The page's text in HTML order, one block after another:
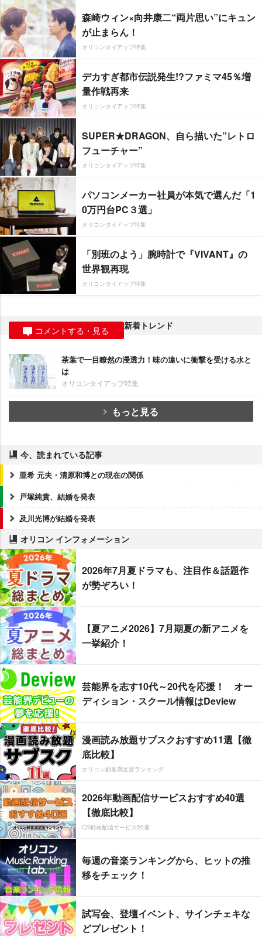
森崎ウィン×向井康二“両片思い”にキュン
が止まらん！
オリコンタイアップ特集
デカすぎ都市伝説発生!?ファミマ45％増
量作戦再来
オリコンタイアップ特集
SUPER★DRAGON、自ら描いた”レトロ
フューチャー”
オリコンタイアップ特集
パソコンメーカー社員が本気で選んだ「1
0万円台PC３選」
オリコンタイアップ特集
「別班のよう」腕時計で『VIVANT』の
世界観再現
オリコンタイアップ特集
コメントする・見る 新着トレンド
茶葉で一目瞭然の浸透力！味の違いに衝撃を受ける水と
は
オリコンタイアップ特集
もっと見る
今、読まれている記事
亜希 元夫・清原和博との現在の関係
戸塚純貴、結婚を発表
及川光博が結婚を発表
オリコン インフォメーション
2026年7月夏ドラマも、注目作＆話題作
が勢ぞろい！
【夏アニメ2026】7月期夏の新アニメを
一挙紹介！
芸能界を志す10代～20代を応援！ オー
ディション・スクール情報はDeview
漫画読み放題サブスクおすすめ11選【徹
底比較】
オリコン顧客満足度ランキング
2026年動画配信サービスおすすめ40選
【徹底比較】
CS動画配信サービス20選
毎週の音楽ランキングから、ヒットの推
移をチェック！
試写会、登壇イベント、サインチェキな
どプレゼント！